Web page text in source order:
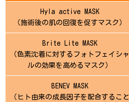
Hyla active MASK
（施術後の肌の回復を促すマスク）
Brite Lite MASK
（色素沈着に対するフォトフェイシャ
ルの効果を高めるマスク）
BENEV MASK
（ヒト由来の成長因子を配合すること